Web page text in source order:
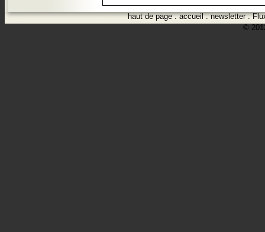
haut de page.accueil.newsletter.
©